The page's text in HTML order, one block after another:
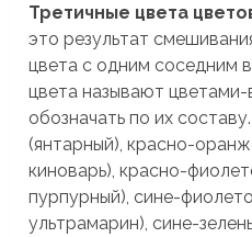
Третичные цвета
это результат
цвета с одним соседним
цвета называют
обозначать по их
(янтарный), красно-
киноварь), красно-
пурпурный), сине-
ультрамарин), сине-